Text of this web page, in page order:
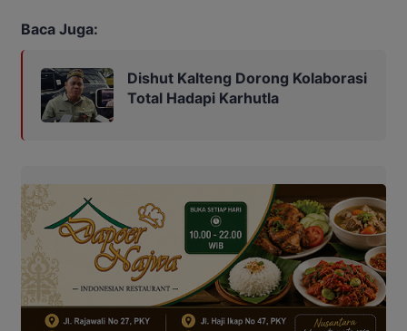
Baca Juga:
Dishut Kalteng Dorong Kolaborasi
Total Hadapi Karhutla